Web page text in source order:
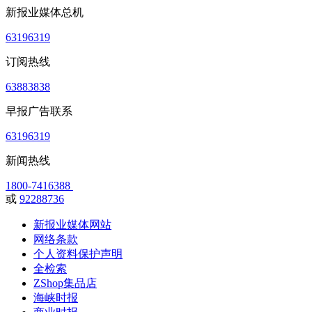
新报业媒体总机
63196319
订阅热线
63883838
早报广告联系
63196319
新闻热线
1800-7416388
或 92288736
新报业媒体网站
网络条款
个人资料保护声明
全检索
ZShop集品店
海峡时报